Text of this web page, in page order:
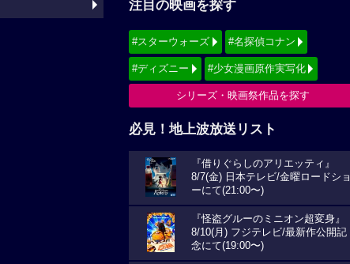
注目の映画を探す
#スターウォーズ #名探偵コナン
#ディズニー #少女漫画原作実写化
シリーズ・映画祭作品を探す
必見！地上波放送リスト
『借りぐらしのアリエッティ』
8/7(金) 日本テレビ/金曜ロードショ
ーにて(21:00〜)
『怪盗グルーのミニオン超変身』
8/10(月) フジテレビ/最新作公開記
念にて(19:00〜)